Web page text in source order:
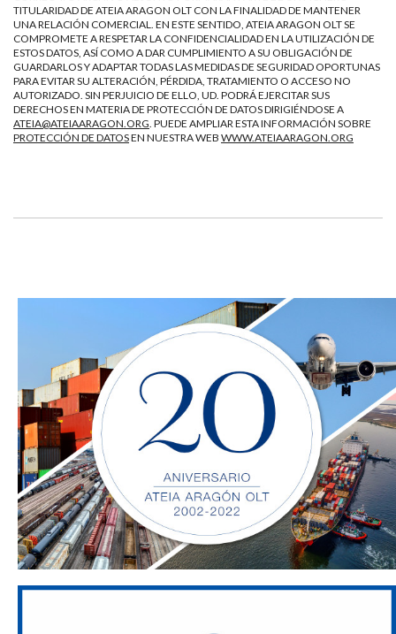
TITULARIDAD DE ATEIA ARAGON OLT CON LA FINALIDAD DE MANTENER
UNA RELACIÓN COMERCIAL. EN ESTE SENTIDO, ATEIA ARAGON OLT SE
COMPROMETE A RESPETAR LA CONFIDENCIALIDAD EN LA UTILIZACIÓN DE
ESTOS DATOS, ASÍ COMO A DAR CUMPLIMIENTO A SU OBLIGACIÓN DE
GUARDARLOS Y ADAPTAR TODAS LAS MEDIDAS DE SEGURIDAD OPORTUNAS
PARA EVITAR SU ALTERACIÓN, PÉRDIDA, TRATAMIENTO O ACCESO NO
AUTORIZADO. SIN PERJUICIO DE ELLO, UD. PODRÁ EJERCITAR SUS
DERECHOS EN MATERIA DE PROTECCIÓN DE DATOS DIRIGIÉNDOSE A
ATEIA@ATEIAARAGON.ORG . PUEDE AMPLIAR ESTA INFORMACIÓN SOBRE
PROTECCIÓN DE DATOSEN NUESTRA WEB WWW.ATEIAARAGON.ORG